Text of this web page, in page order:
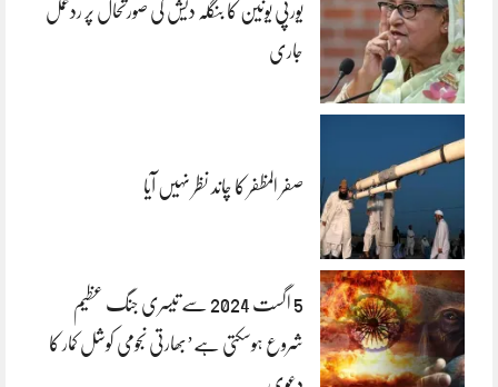
یورپی یونین کا بنگلہ دیش کی صورتحال پر ردعمل
جاری
صفر المظفر کا چاند نظر نہیں آیا
5 اگست 2024 سے تیسری جنگ عظیم
شروع ہوسکتی ہے’بھارتی نجومی کوشل کمار کا
دعوی